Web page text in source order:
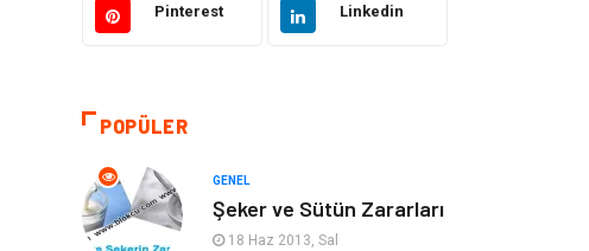
Gayrimenkul
Anne & Çocuk Müzik
Pinterest Linkedin
POPÜLER
GENEL
Şeker ve Sütün Zararları
18 Haz 2013, Sal